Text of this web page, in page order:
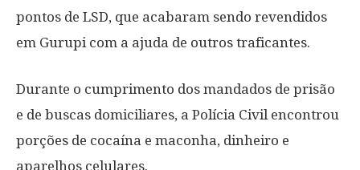
pontos de LSD, que acabaram sendo revendidos
em Gurupi com a ajuda de outros traficantes.
Durante o cumprimento dos mandados de prisão
e de buscas domiciliares, a Polícia Civil encontrou
porções de cocaína e maconha, dinheiro e
aparelhos celulares.